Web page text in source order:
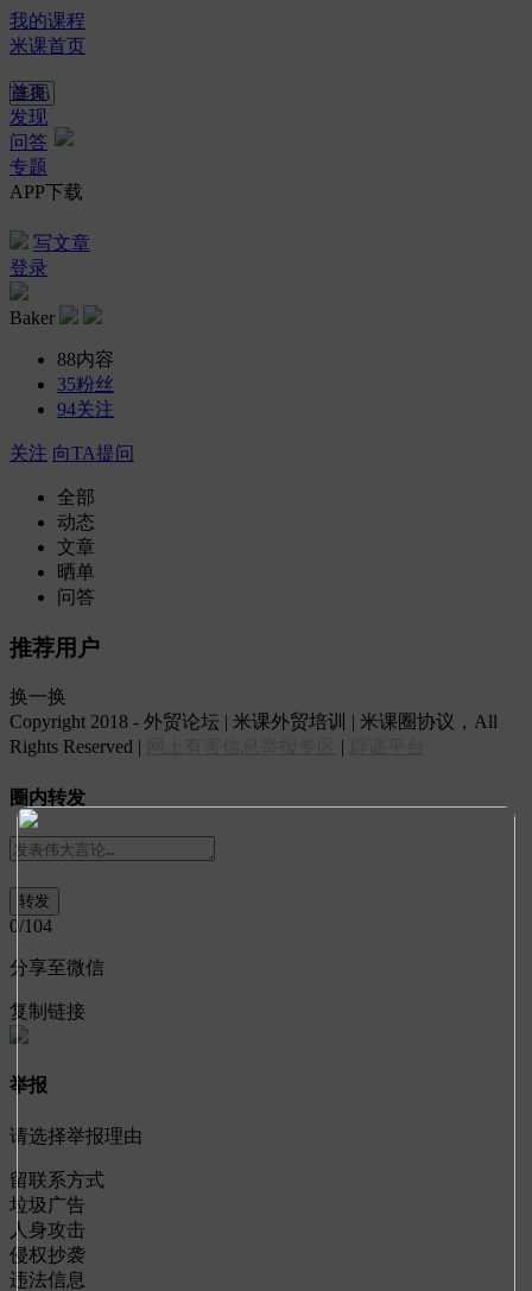
我的课程
米课首页
首页
发现
问答
专题
APP下载
写文章
登录
Baker
88内容
35粉丝
94关注
关注 向TA提问
全部
动态
文章
晒单
问答
推荐用户
换一换
Copyright 2018 - 外贸论坛 | 米课外贸培训 | 米课圈协议，All
Rights Reserved |
|
圈内转发
0/104
分享至微信
复制链接
举报
请选择举报理由
留联系方式
垃圾广告
人身攻击
侵权抄袭
违法信息